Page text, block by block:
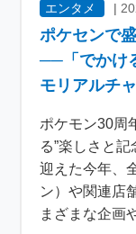
エンタメ |
ポケセンで
──「でかけ
モリアルチ
ポケモン30周
る”楽しさと
迎えた今年、
ン）や関連店
まざまな企画